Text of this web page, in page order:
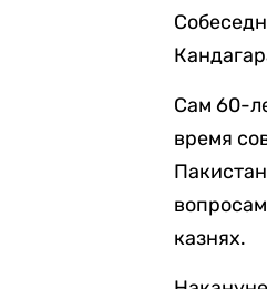
Сам 60-
время
казнях.